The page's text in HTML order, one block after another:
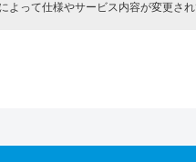
よって仕様やサービス内容が変更さ